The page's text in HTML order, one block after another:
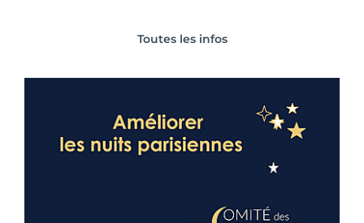
Toutes les infos